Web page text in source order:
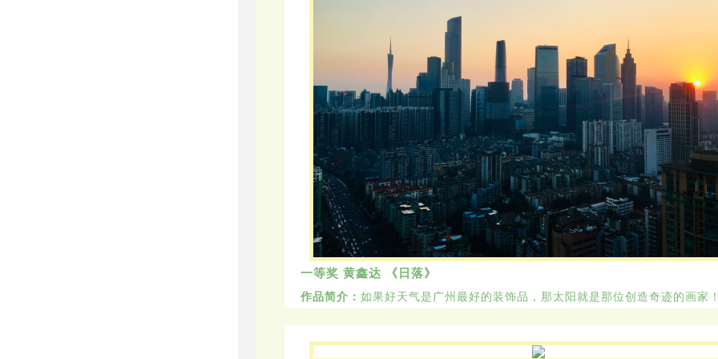
一等奖 黄鑫达 《日落》
作品简介： 如果好天气是广州最好的装饰品，那太阳就是那位创造奇迹的画家